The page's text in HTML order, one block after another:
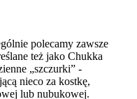
polecamy zawsze
też jako Chukka
„szczurki” -
nieco za kostkę,
lub nubukowej.